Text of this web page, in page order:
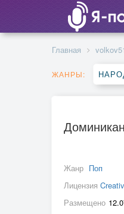
Главная
ЖАНРЫ:
Жанр Поп
Лицензия
Размещено